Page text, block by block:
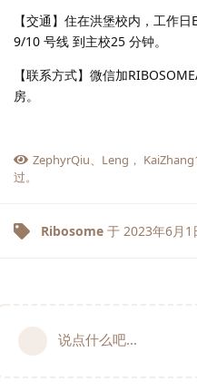
【交通】住在洪堡校内，工作
9/10 号线 到主校25 分钟。
【联系方式】微信加
房。
ZephyrQiu、 Leng ，
过。
Ribosome 于 2023年6月1
说点什么吧...